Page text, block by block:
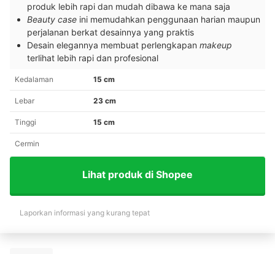
produk lebih rapi dan mudah dibawa ke mana saja
Beauty case ini memudahkan penggunaan harian maupun
perjalanan berkat desainnya yang praktis
Desain elegannya membuat perlengkapan makeup
terlihat lebih rapi dan profesional
Kedalaman 15 cm
Lebar 23 cm
Tinggi 15 cm
Cermin
Lihat produk di Shopee
Laporkan informasi yang kurang tepat